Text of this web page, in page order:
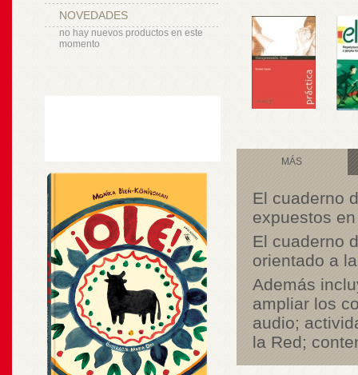
NOVEDADES
no hay nuevos productos en este
momento
MÁS
El cuaderno
expuestos
El cuaderno
orientado a
Además
ampliar los
audio;
la Red;